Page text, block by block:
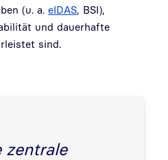
(u. a. eIDAS, BSI),
und dauerhafte
sind.
zentrale